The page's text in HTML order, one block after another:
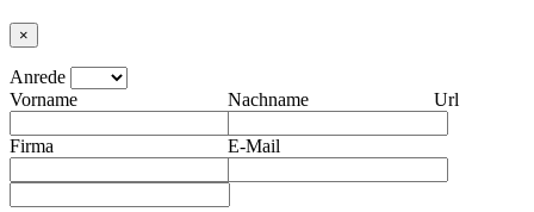
×
Anrede
Vorname
Nachname
Firma E-Mail
Url